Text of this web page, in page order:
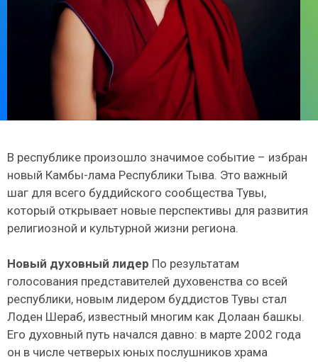
В республике произошло значимое событие – избран
новый Камбы-лама Республики Тыва. Это важный
шаг для всего буддийского сообщества Тувы,
который открывает новые перспективы для развития
религиозной и культурной жизни региона.
Новый духовный лидер По результатам
голосования представителей духовенства со всей
республики, новым лидером буддистов Тувы стал
Лоден Шераб, известный многим как Долаан башкы.
Его духовный путь начался давно: в марте 2002 года
он в числе четверых юных послушников храма